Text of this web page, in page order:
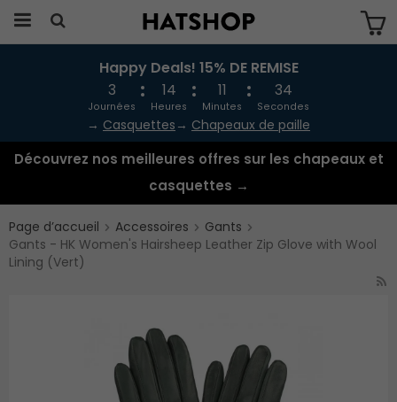
Produkten har blivit tillagd i varukorgen
Happy Deals! 15% DE REMISE
3
Journées
14
Heures
11
Minutes
34
Secondes
→ Casquettes → Chapeaux de paille
Découvrez nos meilleures offres sur les chapeaux et
casquettes →
Page d’accueil Accessoires
Gants
Gants - HK Women's Hairsheep Leather Zip Glove with Wool
Lining (Vert)